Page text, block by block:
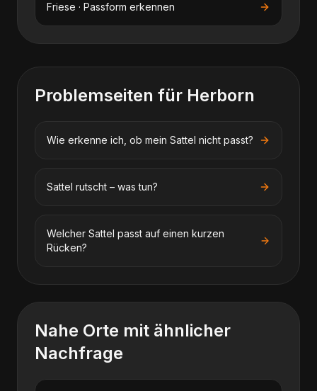
Friese · Passform erkennen
Problemseiten für Herborn
Wie erkenne ich, ob mein Sattel nicht passt?
Sattel rutscht – was tun?
Welcher Sattel passt auf einen kurzen
Rücken?
Nahe Orte mit ähnlicher
Nachfrage